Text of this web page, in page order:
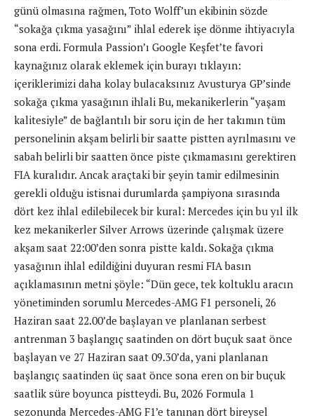
günü olmasına rağmen, Toto Wolff’un ekibinin sözde
“sokağa çıkma yasağını” ihlal ederek işe dönme ihtiyacıyla
sona erdi. Formula Passion’ı Google Keşfet’te favori
kaynağınız olarak eklemek için burayı tıklayın:
içeriklerimizi daha kolay bulacaksınız Avusturya GP’sinde
sokağa çıkma yasağının ihlali Bu, mekanikerlerin “yaşam
kalitesiyle” de bağlantılı bir soru için de her takımın tüm
personelinin akşam belirli bir saatte pistten ayrılmasını ve
sabah belirli bir saatten önce piste çıkmamasını gerektiren
FIA kuralıdır. Ancak araçtaki bir şeyin tamir edilmesinin
gerekli olduğu istisnai durumlarda şampiyona sırasında
dört kez ihlal edilebilecek bir kural: Mercedes için bu yıl ilk
kez mekanikerler Silver Arrows üzerinde çalışmak üzere
akşam saat 22:00’den sonra pistte kaldı. Sokağa çıkma
yasağının ihlal edildiğini duyuran resmi FIA basın
açıklamasının metni şöyle: “Dün gece, tek koltuklu aracın
yönetiminden sorumlu Mercedes-AMG F1 personeli, 26
Haziran saat 22.00’de başlayan ve planlanan serbest
antrenman 3 başlangıç saatinden on dört buçuk saat önce
başlayan ve 27 Haziran saat 09.30’da, yani planlanan
başlangıç saatinden üç saat önce sona eren on bir buçuk
saatlik süre boyunca pistteydi. Bu, 2026 Formula 1
sezonunda Mercedes-AMG F1’e tanınan dört bireysel